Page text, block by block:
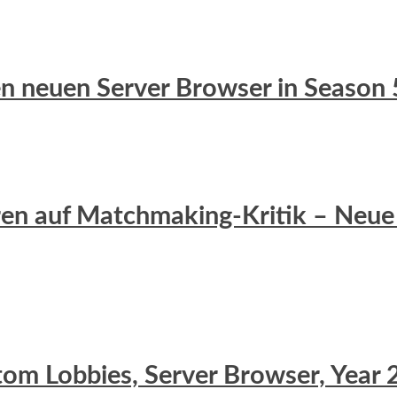
neuen Server Browser in Season
auf Matchmaking-Kritik –
Lobbies, Server Browser,